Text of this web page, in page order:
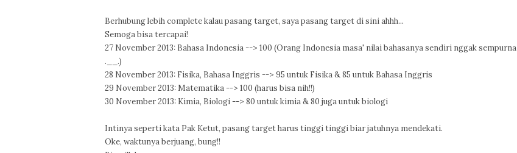
Berhubung lebih complete kalau pasang target, saya pasang target di sini ahhh...
Semoga bisa tercapai!
27 November 2013: Bahasa Indonesia --> 100 (Orang Indonesia masa' nilai bahasanya sendiri nggak sempurna
.__.)
28 November 2013: Fisika, Bahasa Inggris --> 95 untuk Fisika & 85 untuk Bahasa Inggris
29 November 2013: Matematika --> 100 (harus bisa nih!!)
30 November 2013: Kimia, Biologi --> 80 untuk kimia & 80 juga untuk biologi
Intinya seperti kata Pak Ketut, pasang target harus tinggi tinggi biar jatuhnya mendekati.
Oke, waktunya berjuang, bung!!